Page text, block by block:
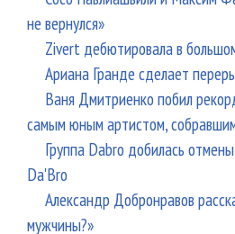
не вернулся»
Zivert дебютировала в
Ариана Гранде сделает
Ваня Дмитриенко побил
самым юным артистом,
Группа Dabro добилась
Da'Bro
Александр Добронравов
мужчины?»